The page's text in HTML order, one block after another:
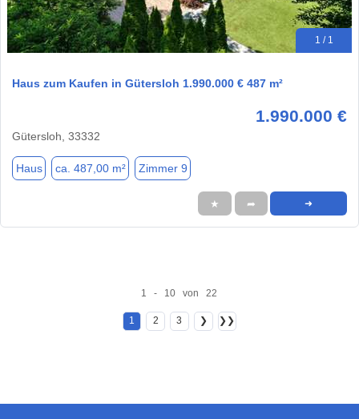
1 / 1
Haus zum Kaufen in Gütersloh 1.990.000 € 487 m²
1.990.000 €
Gütersloh, 33332
Haus ca. 487,00 m² Zimmer 9
★ ➦ ➜
1 - 10 von 22
1 2 3 ❯ ❯❯